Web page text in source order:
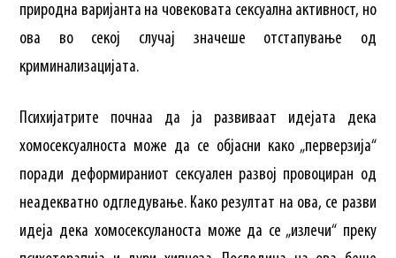
природна варијанта на човековата сексуална активност, но
ова во секој случај значеше отстапување од
криминализацијата.
Психијатрите почнаа да ја развиваат идејата дека
хомосексуалноста може да се објасни како „перверзија“
поради деформираниот сексуален развој провоциран од
неадекватно одгледување. Како резултат на ова, се разви
идеја дека хомосексуланоста може да се „излечи“ преку